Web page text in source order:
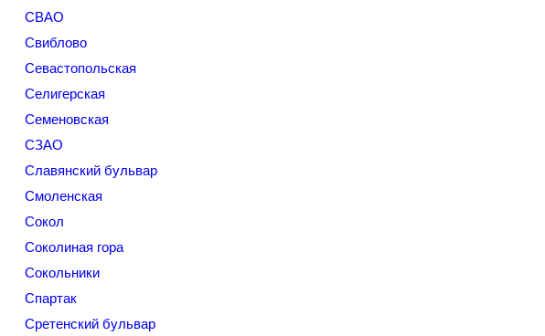
СВАО
Свиблово
Севастопольская
Селигерская
Семеновская
СЗАО
Славянский бульвар
Смоленская
Сокол
Соколиная гора
Сокольники
Спартак
Сретенский бульвар